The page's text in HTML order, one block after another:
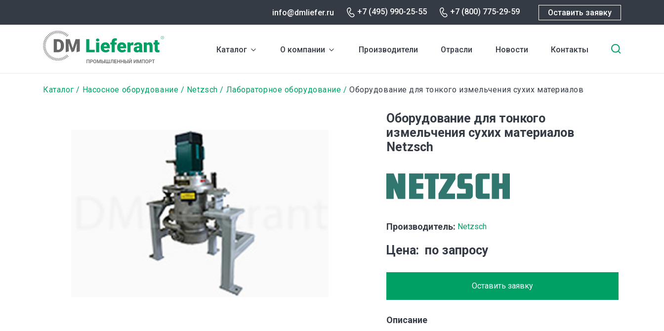
содержанию
info@dmliefer.ru +7 (495) 990-25-55 +7 (800) 775-29-59 Оставить заявку
Каталог О компании Производители Отрасли Новости Контакты
Строка
Каталог Насосное оборудование Netzsch Лабораторное оборудование Оборудование для тонкого измельчения сухих материалов
Оборудование для тонкого
измельчения сухих материалов
Netzsch
Производитель: Netzsch
Цена по запросу
Оставить заявку
Описание